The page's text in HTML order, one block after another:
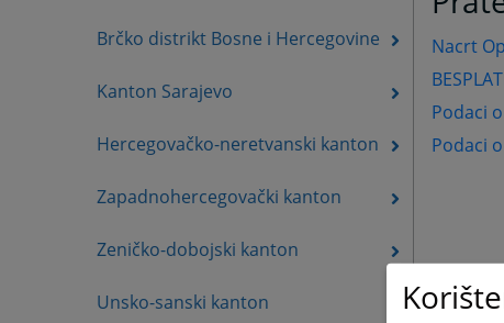
Brčko distrikt Bosne i Hercegovine
Kanton Sarajevo
Hercegovačko-neretvanski kanton
Zapadnohercegovački kanton
Zeničko-dobojski kanton
Unsko-sanski kanton
Nacrt
Podaci
Podaci